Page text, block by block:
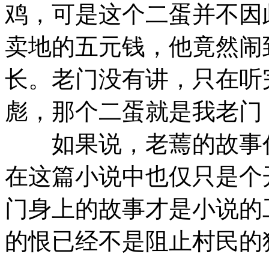
鸡，可是这个二蛋并不
卖地的五元钱，他竟然
长。老门没有讲，只在
彪，那个二蛋就是我老门
如果说，老蔫的故事
在这篇小说中也仅只是
门身上的故事才是小说
的恨已经不是阻止村民